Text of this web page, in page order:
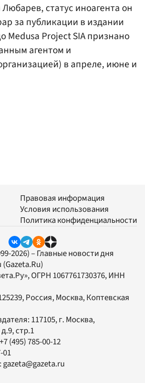
статус иноагента он
за публикации в издании
Medusa Project SIA признано
агентом и
в апреле, июне и
Правовая информация
Условия использования
Политика конфиденциальности
2026) – Главные новости дня
(Gazeta.Ru)
, ОГРН 1067761730376, ИНН
Россия, Москва, Коптевская
117105, г. Москва,
стр.1
+7 (495) 785-00-12
01
gazeta@gazeta.ru